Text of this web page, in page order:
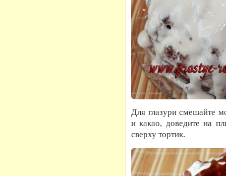
Для глазури смешайте
и какао, доведите на
сверху тортик.